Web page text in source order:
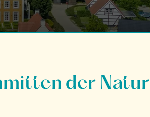
der Natur